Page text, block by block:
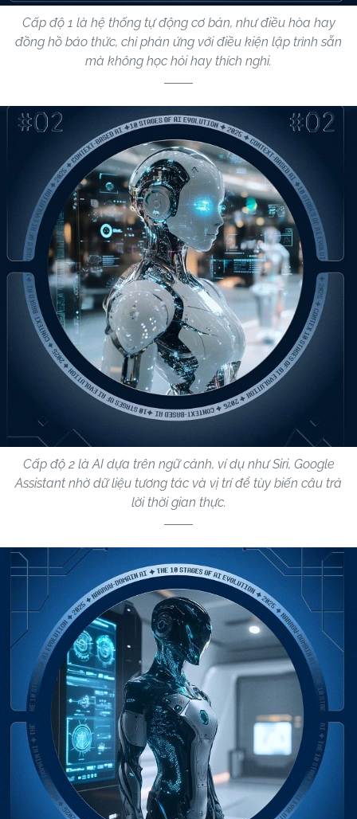
Cấp độ 1 là hệ thống tự động cơ bản, như điều hòa hay
đồng hồ báo thức, chỉ phản ứng với điều kiện lập trình sẵn
mà không học hỏi hay thích nghi.
Cấp độ 2 là AI dựa trên ngữ cảnh, ví dụ như Siri, Google
Assistant nhờ dữ liệu tương tác và vị trí để tùy biến câu trả
lời thời gian thực.